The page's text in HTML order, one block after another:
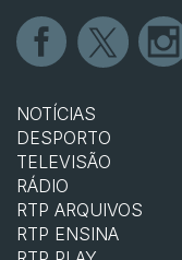
NOTÍCIAS
DESPORTO
TELEVISÃO
RÁDIO
RTP ARQUIVOS
RTP ENSINA